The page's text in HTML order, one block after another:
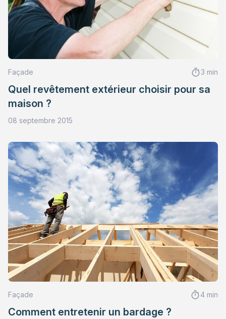
Façade 3 min
Quel revêtement extérieur choisir pour sa
maison ?
08 septembre 2015
Façade 4 min
Comment entretenir un bardage ?